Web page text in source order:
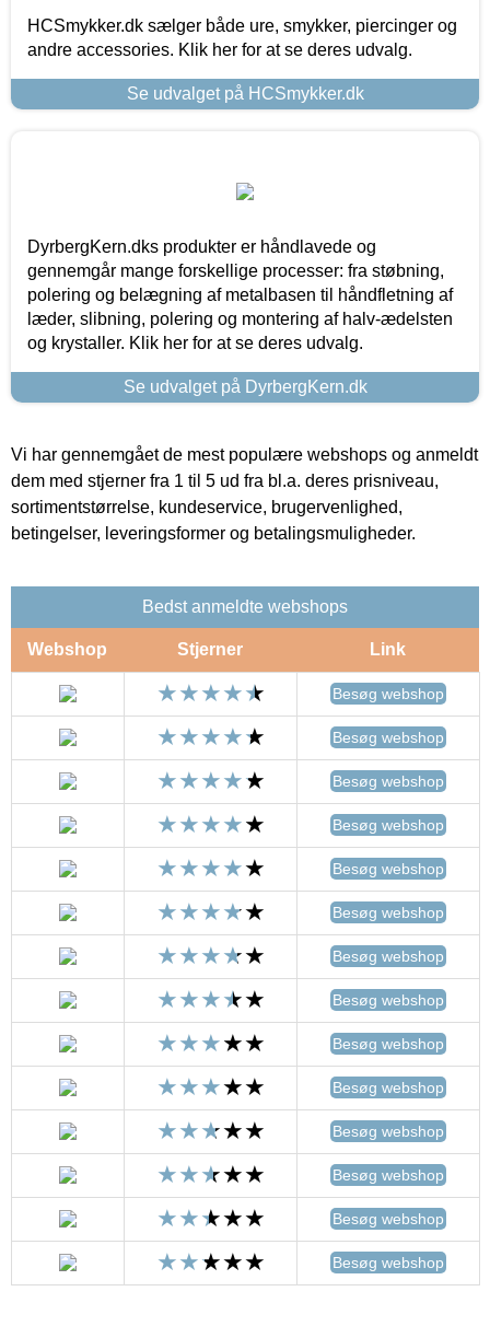
HCSmykker.dk sælger både ure, smykker, piercinger og
andre accessories. Klik her for at se deres udvalg.
Se udvalget på HCSmykker.dk
DyrbergKern.dks produkter er håndlavede og
gennemgår mange forskellige processer: fra støbning,
polering og belægning af metalbasen til håndfletning af
læder, slibning, polering og montering af halv-ædelsten
og krystaller. Klik her for at se deres udvalg.
Se udvalget på DyrbergKern.dk
Vi har gennemgået de mest populære webshops og anmeldt
dem med stjerner fra 1 til 5 ud fra bl.a. deres prisniveau,
sortimentstørrelse, kundeservice, brugervenlighed,
betingelser, leveringsformer og betalingsmuligheder.
Bedst anmeldte webshops
Webshop Stjerner Link
Besøg webshop
Besøg webshop
Besøg webshop
Besøg webshop
Besøg webshop
Besøg webshop
Besøg webshop
Besøg webshop
Besøg webshop
Besøg webshop
Besøg webshop
Besøg webshop
Besøg webshop
Besøg webshop